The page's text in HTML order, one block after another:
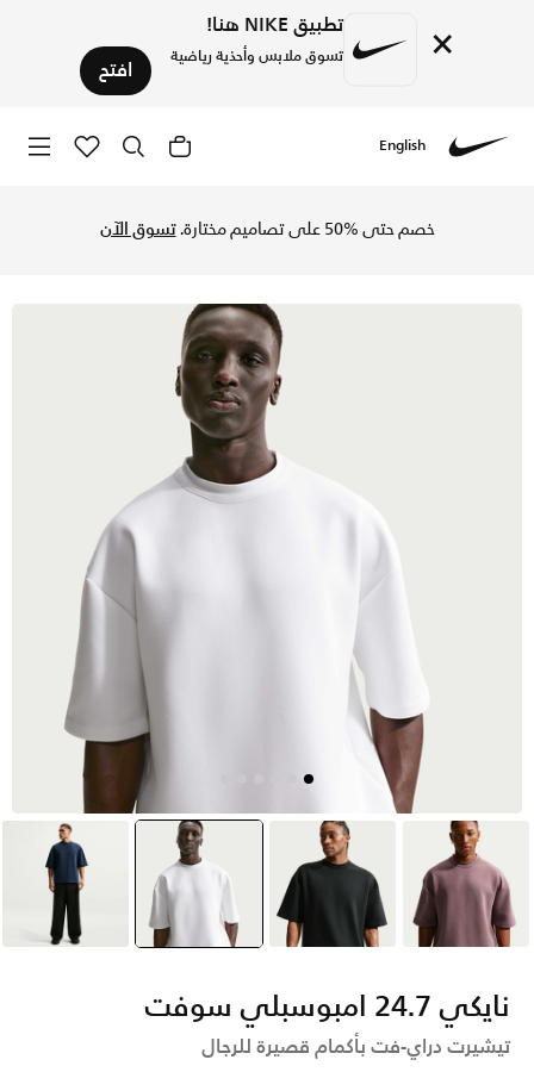
× تطبيق NIKE هنا!
تسوق ملابس وأحذية رياضية افتح
English
خصم حتى %50 على تصاميم مختارة. تسوق الآن
بنفسجي selected
أبيض أزرق
نايكي 24.7 امبوسبلي سوفت
تيشيرت دراي-فت بأكمام قصيرة للرجال